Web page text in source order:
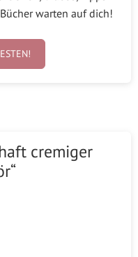
warten auf dich!
cremiger